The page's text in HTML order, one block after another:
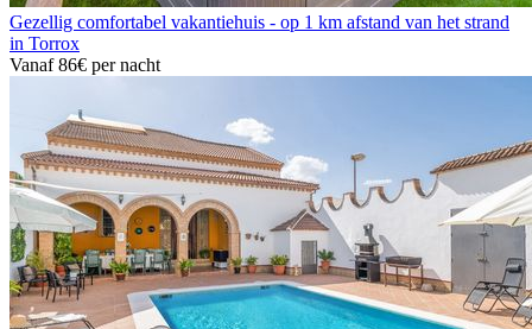
Gezellig comfortabel vakantiehuis - op 1 km afstand van het strand
in Torrox
Vanaf86€ per nacht